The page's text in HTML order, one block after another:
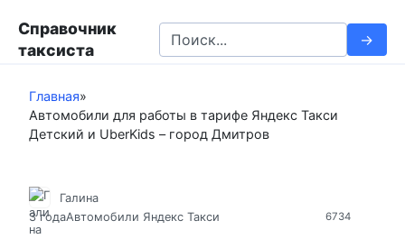
Справочник
таксиста
e
c
h
:
Главная»
Автомобили для работы в тарифе Яндекс Такси
Детский и UberKids – город Дмитров
6734
Галина
3 годаАвтомобили Яндекс Такси